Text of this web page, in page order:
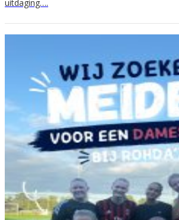
uitdaging….